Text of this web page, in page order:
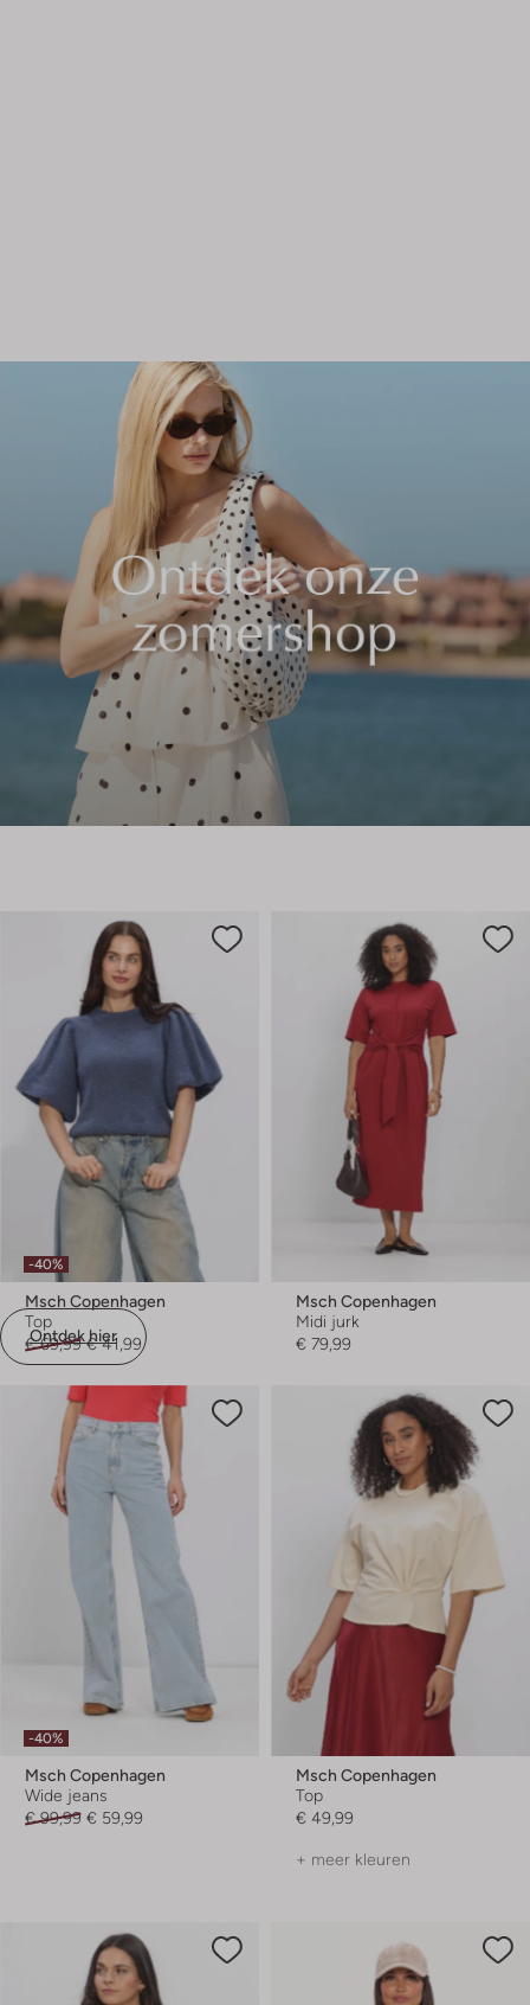
Ontdek hier
-40%
Msch Copenhagen
Top
€ 69,99 € 41,99
Msch Copenhagen
Midi jurk
€ 79,99
-40%
Msch Copenhagen
Wide jeans
€ 99,99 € 59,99
Msch Copenhagen
Top
€ 49,99
+ meer kleuren